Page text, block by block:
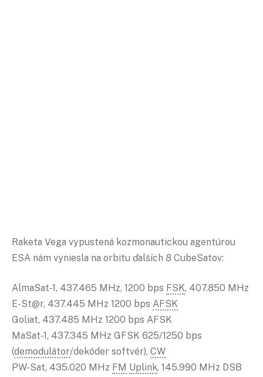
Raketa Vega vypustená kozmonautickou agentúrou
ESA nám vyniesla na orbitu ďalších 8 CubeSatov:
AlmaSat-1, 437.465 MHz, 1200 bps FSK, 407.850 MHz
E-St@r, 437.445 MHz 1200 bps AFSK
Goliat, 437.485 MHz 1200 bps AFSK
MaSat-1, 437.345 MHz GFSK 625/1250 bps
(demodulátor/dekóder softvér), CW
PW-Sat, 435.020 MHz FM Uplink, 145.990 MHz DSB